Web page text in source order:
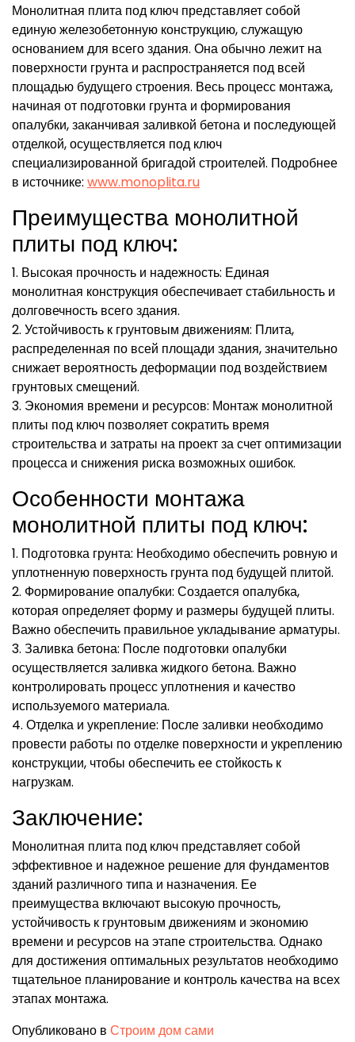
Монолитная плита под ключ представляет собой
единую железобетонную конструкцию, служащую
основанием для всего здания. Она обычно лежит на
поверхности грунта и распространяется под всей
площадью будущего строения. Весь процесс монтажа,
начиная от подготовки грунта и формирования
опалубки, заканчивая заливкой бетона и последующей
отделкой, осуществляется под ключ
специализированной бригадой строителей. Подробнее
в источнике: www.monoplita.ru
Преимущества монолитной
плиты под ключ:
1. Высокая прочность и надежность: Единая
монолитная конструкция обеспечивает стабильность и
долговечность всего здания.
2. Устойчивость к грунтовым движениям: Плита,
распределенная по всей площади здания, значительно
снижает вероятность деформации под воздействием
грунтовых смещений.
3. Экономия времени и ресурсов: Монтаж монолитной
плиты под ключ позволяет сократить время
строительства и затраты на проект за счет оптимизации
процесса и снижения риска возможных ошибок.
Особенности монтажа
монолитной плиты под ключ:
1. Подготовка грунта: Необходимо обеспечить ровную и
уплотненную поверхность грунта под будущей плитой.
2. Формирование опалубки: Создается опалубка,
которая определяет форму и размеры будущей плиты.
Важно обеспечить правильное укладывание арматуры.
3. Заливка бетона: После подготовки опалубки
осуществляется заливка жидкого бетона. Важно
контролировать процесс уплотнения и качество
используемого материала.
4. Отделка и укрепление: После заливки необходимо
провести работы по отделке поверхности и укреплению
конструкции, чтобы обеспечить ее стойкость к
нагрузкам.
Заключение:
Монолитная плита под ключ представляет собой
эффективное и надежное решение для фундаментов
зданий различного типа и назначения. Ее
преимущества включают высокую прочность,
устойчивость к грунтовым движениям и экономию
времени и ресурсов на этапе строительства. Однако
для достижения оптимальных результатов необходимо
тщательное планирование и контроль качества на всех
этапах монтажа.
Опубликовано в Строим дом сами